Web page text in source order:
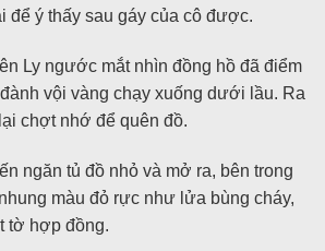
để ý thấy sau gáy của cô được.
Ly ngước mắt nhìn đồng hồ đã điểm
vội vàng chạy xuống dưới lầu. Ra
chợt nhớ để quên đồ.
ngăn tủ đồ nhỏ và mở ra, bên trong
màu đỏ rực như lửa bùng cháy,
tờ hợp đồng.